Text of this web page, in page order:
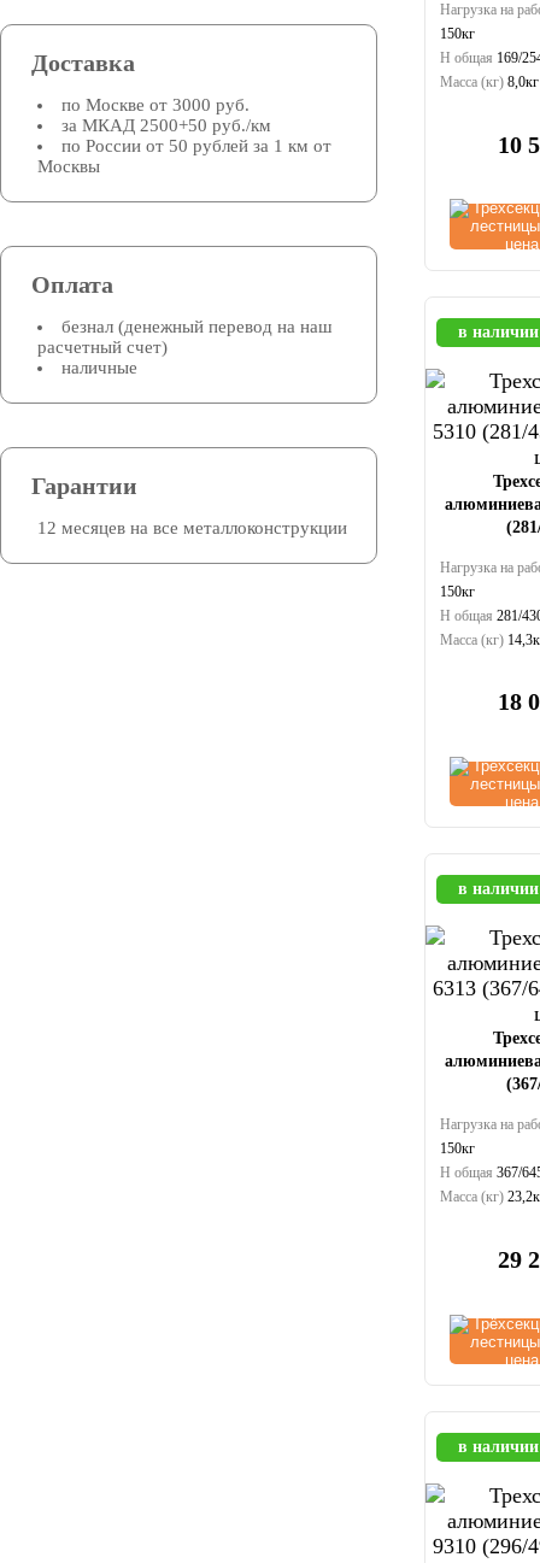
Доставка
по Москве от 3000 руб.
за МКАД 2500+50 руб./км
по России от 50 рублей за 1 км от
Москвы
Оплата
безнал (денежный перевод на наш
расчетный счет)
наличные
Гарантии
12 месяцев на все металлоконструкции
Нагрузка на
150кг
Н общая 169/
Масса (кг) 8,0кг
10
в наличии
Нагрузка на
150кг
Н общая 281/
Масса (кг)
18
в наличии
Нагрузка на
150кг
Н общая 367/
Масса (кг)
29
в наличии